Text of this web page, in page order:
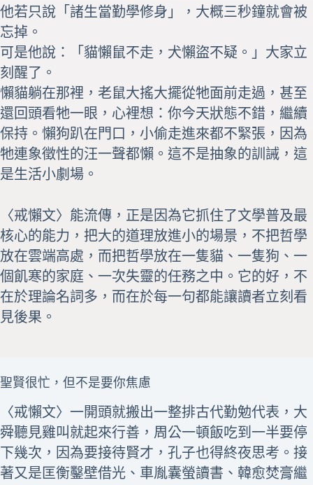
他若只說「諸生當勤學修身」，大概三秒鐘就會被
忘掉。
可是他說：「貓懶鼠不走，犬懶盜不疑。」大家立
刻醒了。
懶貓躺在那裡，老鼠大搖大擺從牠面前走過，甚至
還回頭看牠一眼，心裡想：你今天狀態不錯，繼續
保持。懶狗趴在門口，小偷走進來都不緊張，因為
牠連象徵性的汪一聲都懶。這不是抽象的訓誡，這
是生活小劇場。
〈戒懶文〉能流傳，正是因為它抓住了文學普及最
核心的能力，把大的道理放進小的場景，不把哲學
放在雲端高處，而把哲學放在一隻貓、一隻狗、一
個飢寒的家庭、一次失靈的任務之中。它的好，不
在於理論名詞多，而在於每一句都能讓讀者立刻看
見後果。
聖賢很忙，但不是要你焦慮
〈戒懶文〉一開頭就搬出一整排古代勤勉代表，大
舜聽見雞叫就起來行善，周公一頓飯吃到一半要停
下幾次，因為要接待賢才，孔子也得終夜思考。接
著又是匡衡鑿壁借光、車胤囊螢讀書、韓愈焚膏繼